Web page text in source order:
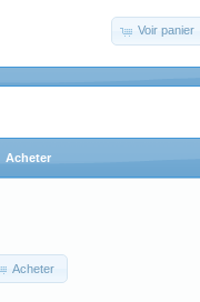
Voir panier
Acheter
Acheter